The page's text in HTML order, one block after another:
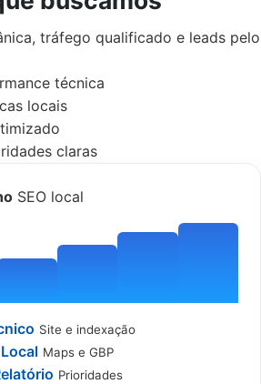
tráfego qualificado e leads pelo
técnica
locais
claras
SEO local
Site e indexação
Local Maps e GBP
Prioridades